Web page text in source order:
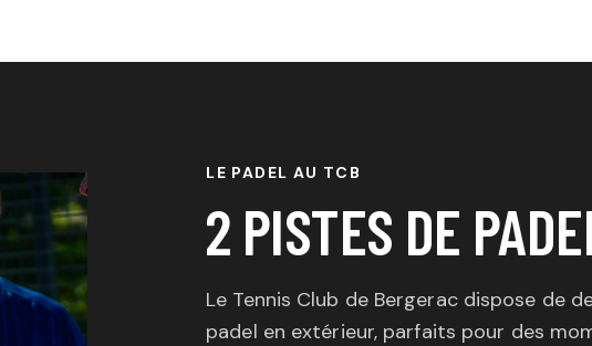
LE PADEL AU TCB
2 PISTES DE
Le Tennis Club de Bergerac dispose de
padel en extérieur, parfaits pour des